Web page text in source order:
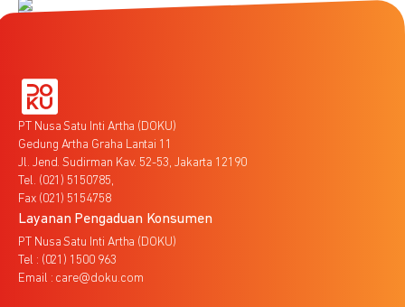
PT Nusa Satu Inti Artha (DOKU)
Gedung Artha Graha Lantai 11
Jl. Jend. Sudirman Kav. 52-53, Jakarta 12190
Tel. (021) 5150785,
Fax (021) 5154758
Layanan Pengaduan Konsumen
PT Nusa Satu Inti Artha (DOKU)
Tel : (021) 1500 963
Email : care@doku.com